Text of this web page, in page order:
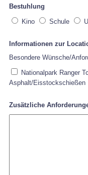
Bestuhlung
Kino
Schule
Informationen zur
Besondere Wünsche/
Nationalpark Ranger
Asphalt/Eisstockschießen
Zusätzliche